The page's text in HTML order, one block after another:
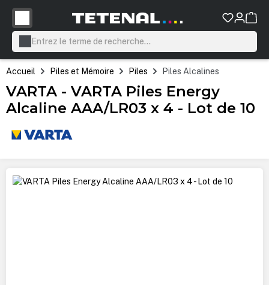
principal
Accueil Piles et Mémoire Piles Piles Alcalines
VARTA - VARTA Piles Energy
Alcaline AAA/LR03 x 4 - Lot de 10
Ignorer la galerie d'images